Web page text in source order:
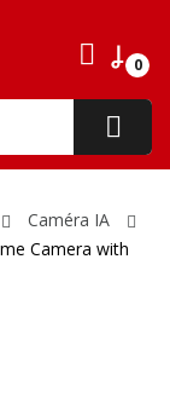
0
Caméra IA
Camera with